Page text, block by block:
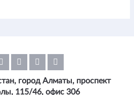
город Алматы, проспект
115/46, офис 306